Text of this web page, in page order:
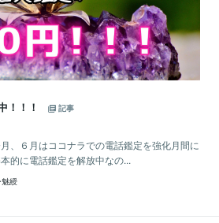
！！！
記事
、６月はココナラでの電話鑑定を強化月間に
的に電話鑑定を解放中なの...
綬